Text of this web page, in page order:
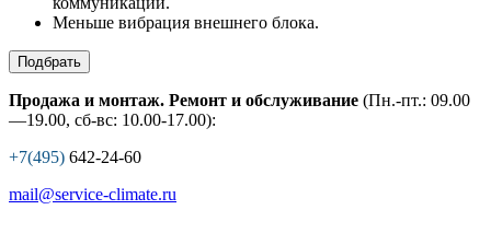
Меньше вибрация внешнего блока.
Подбрать
Продажа и монтаж. Ремонт и обслуживание (Пн.-пт.: 09.00
—19.00, сб-вс: 10.00-17.00):
+7(495) 642-24-60
mail@service-climate.ru